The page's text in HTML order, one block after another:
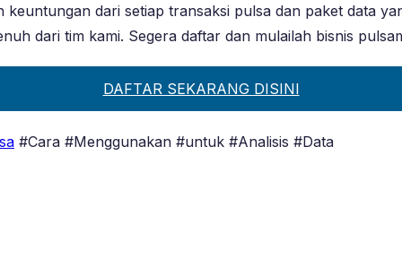
dari setiap transaksi pulsa dan paket data
dari tim kami. Segera daftar dan mulailah bisnis
DAFTAR SEKARANG DISINI
#Cara #Menggunakan #untuk #Analisis #Data